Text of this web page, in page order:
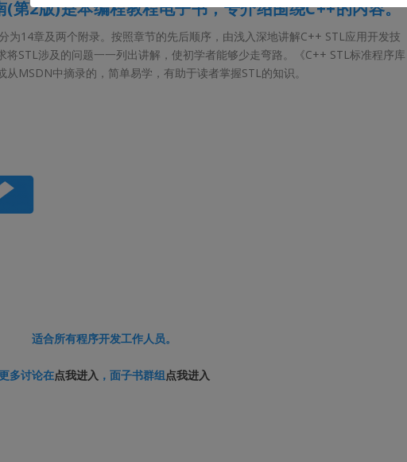
(第2版)是本编程教程电子书，专介绍围绕C++的内容。
分为14章及两个附录。按照章节的先后顺序，由浅入深地讲解C++ STL应用开发技
STL涉及的问题一一列出讲解，使初学者能够少走弯路。《C++ STL标准程序库
MSDN中摘录的，简单易学，有助于读者掌握STL的知识。
适合所有程序开发工作人员。
多讨论在点我进入 ，面子书群组点我进入